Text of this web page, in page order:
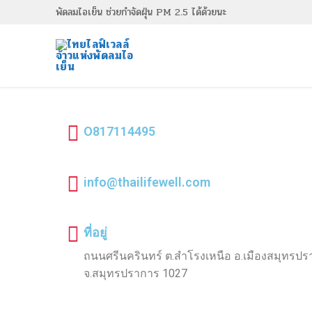
พัดลมไอเย็น ช่วยกำจัดฝุ่น PM 2.5 ได้ด้วยนะ
O817114495​
info@thailifewell.com
ที่อยู่
ถนนศรีนครินทร์ ต.สำโรงเหนือ อ.เมืองสมุทรปร
จ.สมุทรปราการ 1027